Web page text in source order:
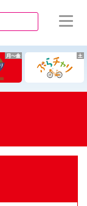
月～金 土